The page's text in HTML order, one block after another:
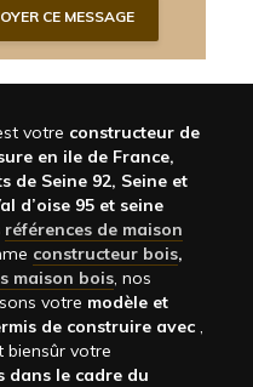
votre constructeur de
en ile de France,
de Seine 92, Seine et
d’oise 95 et seine
références de maison
constructeur bois,
maison bois, nos
votre modèle et
de construire avec ,
biensûr votre
dans le cadre du